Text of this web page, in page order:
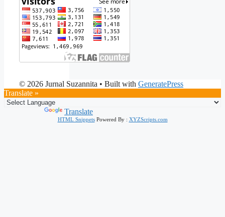
© 2026 Jurnal Suzannita • Built with GeneratePress
Translate »
Translate
HTML SnippetsPowered By : XYZScripts.com